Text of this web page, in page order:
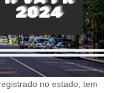
no estado, tem